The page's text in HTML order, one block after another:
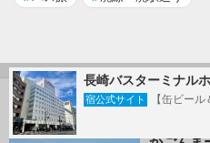
枕崎(鹿児島) の旅行記
長崎バスターミナル
宿公式サイト 【缶ビー